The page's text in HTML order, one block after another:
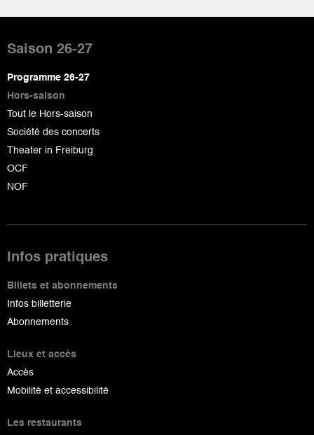
de
page
Saison 26-27
Programme 26-27
Hors-saison
Tout le Hors-saison
Société des concerts
Theater in Freiburg
OCF
NOF
Infos pratiques
Billets et abonnements
Infos billetterie
Abonnements
Lieux et accès
Accès
Mobilité et accessibilité
Les restaurants